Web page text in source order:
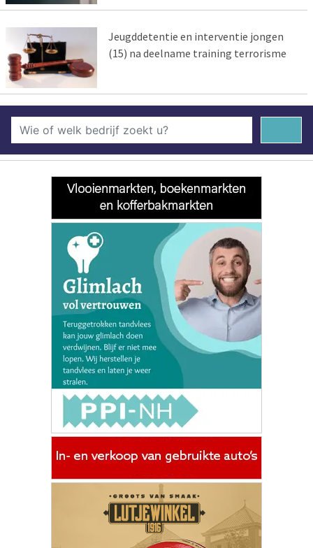
Jeugddetentie en interventie jongen
(15) na deelname training terrorisme